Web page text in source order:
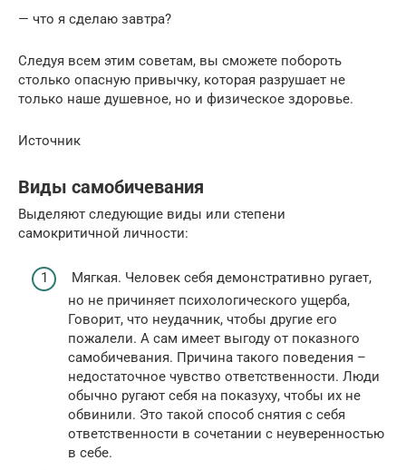
— что я сделаю завтра?
Следуя всем этим советам, вы сможете побороть
столько опасную привычку, которая разрушает не
только наше душевное, но и физическое здоровье.
Источник
Виды самобичевания
Выделяют следующие виды или степени
самокритичной личности:
Мягкая. Человек себя демонстративно ругает,
но не причиняет психологического ущерба,
Говорит, что неудачник, чтобы другие его
пожалели. А сам имеет выгоду от показного
самобичевания. Причина такого поведения –
недостаточное чувство ответственности. Люди
обычно ругают себя на показуху, чтобы их не
обвинили. Это такой способ снятия с себя
ответственности в сочетании с неуверенностью
в себе.